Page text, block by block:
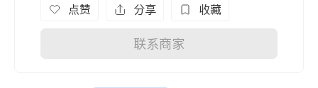
点赞 分享 收藏
联系商家